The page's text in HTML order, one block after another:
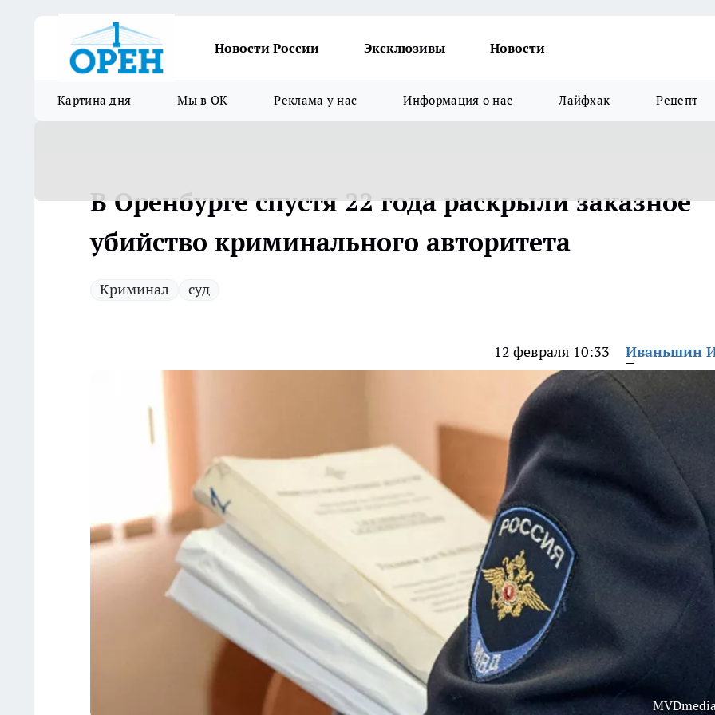
Новости России Эксклюзивы Новости
Картина дня Мы в ОК Реклама у нас Информация о нас Лайфхак Рецепт
В Оренбурге спустя 22 года раскрыли заказное
убийство криминального авторитета
Криминал суд
12 февраля 10:33 Иваньшин